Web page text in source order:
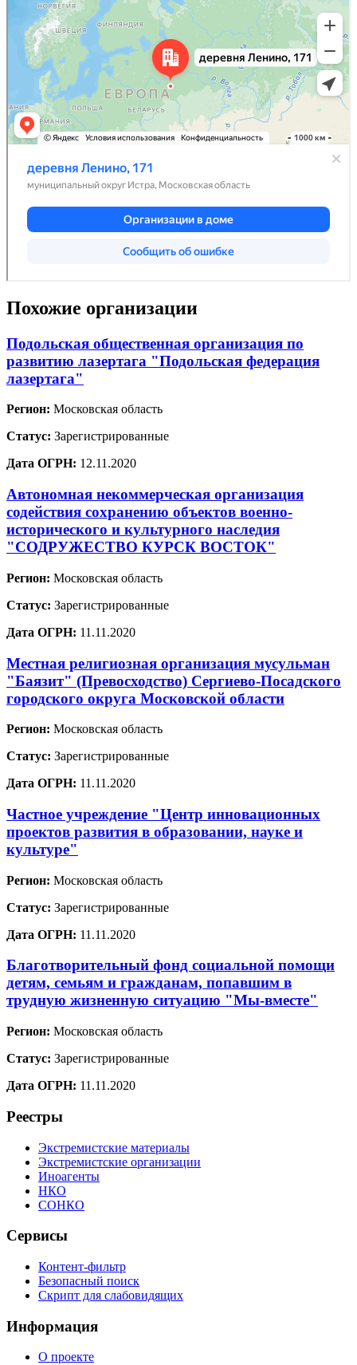
Похожие организации
Подольская общественная организация по
развитию лазертага "Подольская федерация
лазертага"
Регион: Московская область
Статус: Зарегистрированные
Дата ОГРН: 12.11.2020
Автономная некоммерческая организация
содействия сохранению объектов военно-
исторического и культурного наследия
"СОДРУЖЕСТВО КУРСК ВОСТОК"
Регион: Московская область
Статус: Зарегистрированные
Дата ОГРН: 11.11.2020
Местная религиозная организация мусульман
"Баязит" (Превосходство) Сергиево-Посадского
городского округа Московской области
Регион: Московская область
Статус: Зарегистрированные
Дата ОГРН: 11.11.2020
Частное учреждение "Центр инновационных
проектов развития в образовании, науке и
культуре"
Регион: Московская область
Статус: Зарегистрированные
Дата ОГРН: 11.11.2020
Благотворительный фонд социальной помощи
детям, семьям и гражданам, попавшим в
трудную жизненную ситуацию "Мы-вместе"
Регион: Московская область
Статус: Зарегистрированные
Дата ОГРН: 11.11.2020
Реестры
Экстремистские материалы
Экстремистские организации
Иноагенты
НКО
СОНКО
Сервисы
Контент-фильтр
Безопасный поиск
Скрипт для слабовидящих
Информация
О проекте